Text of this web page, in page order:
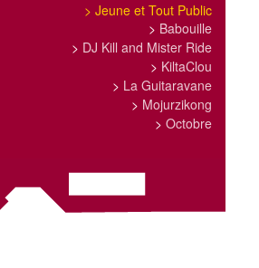
> Jeune et Tout Public
> Babouille
> DJ Kill and Mister Ride
> KiltaClou
> La Guitaravane
> Mojurzikong
> Octobre